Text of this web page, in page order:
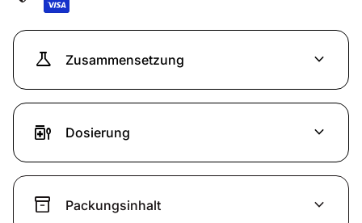
science Zusammensetzung expand_more
medication_liquid Dosierung expand_more
inventory_2 Packungsinhalt expand_more